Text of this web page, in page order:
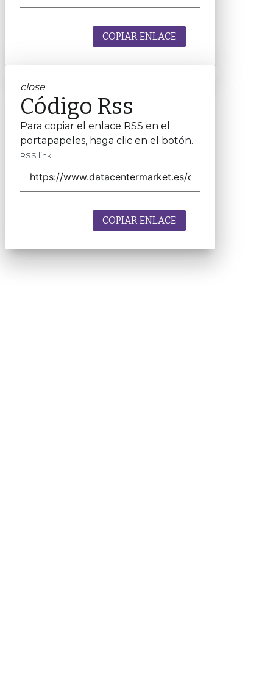
COPIAR ENLACE
close
Código Rss
Para copiar el enlace RSS en el
portapapeles, haga clic en el botón.
RSS link
COPIAR ENLACE